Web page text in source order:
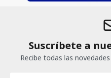
Suscríbete a
Recibe todas las